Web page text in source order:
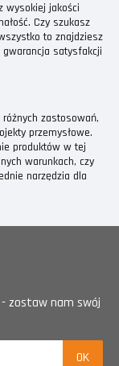
wysokiej jakości
Czy szukasz
to znajdziesz
gwarancja satysfakcji
zastosowań,
przemysłowe.
produktów w tej
warunkach, czy
narzędzia dla
- zostaw nam swój